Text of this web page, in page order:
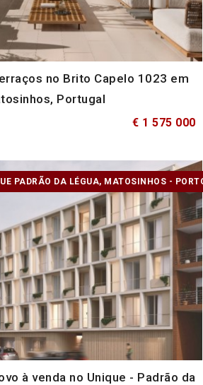
no Brito Capelo 1023 em
Portugal
€ 1 575 000
PADRÃO DA LÉGUA, MATOSINHOS -
à venda no Unique - Padrão da